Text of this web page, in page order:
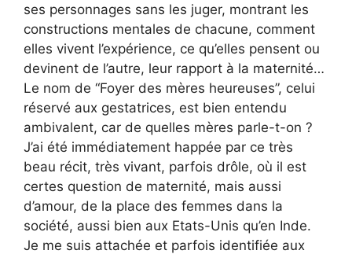
ses personnages sans les juger, montrant les
constructions mentales de chacune, comment
elles vivent l’expérience, ce qu’elles pensent ou
devinent de l’autre, leur rapport à la maternité…
Le nom de “Foyer des mères heureuses”, celui
réservé aux gestatrices, est bien entendu
ambivalent, car de quelles mères parle-t-on ?
J’ai été immédiatement happée par ce très
beau récit, très vivant, parfois drôle, où il est
certes question de maternité, mais aussi
d’amour, de la place des femmes dans la
société, aussi bien aux Etats-Unis qu’en Inde.
Je me suis attachée et parfois identifiée aux